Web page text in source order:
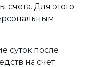
счета. Для этого
суток после
на счет